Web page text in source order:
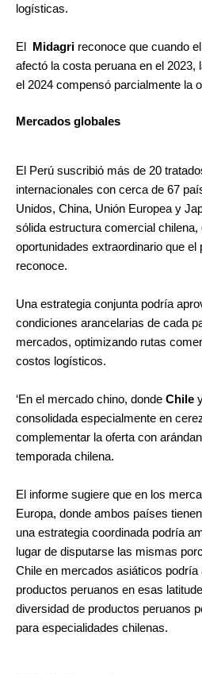
logísticas.
El Midagri reconoce que cuando
afectó la costa peruana en el 2023,
el 2024 compensó parcialmente la
Mercados globales
El Perú suscribió más de 20
internacionales con cerca de 67
Unidos, China, Unión Europea y
sólida estructura comercial
oportunidades extraordinario que el
reconoce.
Una estrategia conjunta podría
condiciones arancelarias de cada
mercados, optimizando rutas
costos logísticos.
‘En el mercado chino, donde Chile
consolidada especialmente en
complementar la oferta con
temporada chilena.
El informe sugiere que en los
Europa, donde ambos países
una estrategia coordinada podría
lugar de disputarse las mismas
Chile en mercados asiáticos podría
productos peruanos en esas
diversidad de productos peruanos
para especialidades chilenas.